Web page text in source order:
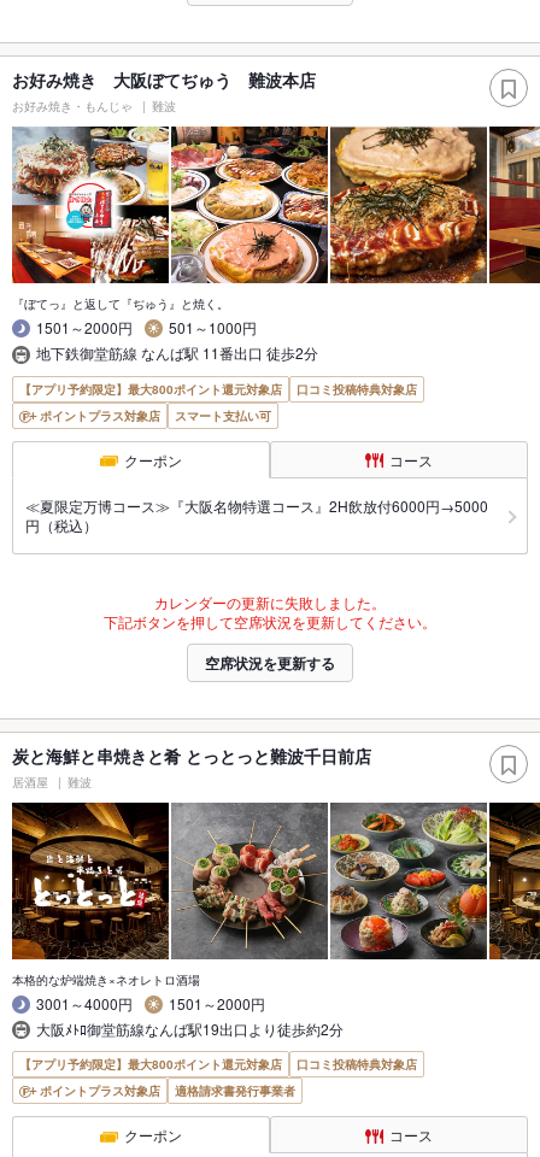
お好み焼き 大阪ぼてぢゅう 難波本店
お好み焼き・もんじゃ 難波
『ぼてっ』と返して『ぢゅう』と焼く。
1501～2000円
501～1000円
地下鉄御堂筋線 なんば駅 11番出口 徒歩2分
【アプリ予約限定】最大800ポイント還元対象店
口コミ投稿特典対象店
ポイントプラス対象店
スマート支払い可
クーポン コース
≪夏限定万博コース≫『大阪名物特選コース』2H飲放付6000円→5000
円（税込）
カレンダーの更新に失敗しました。
下記ボタンを押して空席状況を更新してください。
空席状況を更新する
炭と海鮮と串焼きと肴 とっとっと難波千日前店
居酒屋 難波
本格的な炉端焼き×ネオレトロ酒場
3001～4000円
1501～2000円
大阪ﾒﾄﾛ御堂筋線なんば駅19出口より徒歩約2分
【アプリ予約限定】最大800ポイント還元対象店
口コミ投稿特典対象店
ポイントプラス対象店
適格請求書発行事業者
クーポン コース